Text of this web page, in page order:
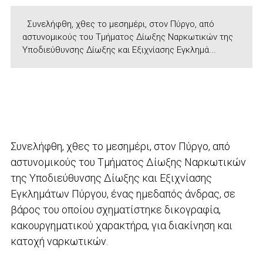
Συνελήφθη, χθες το μεσημέρι, στον Πύργο, από
αστυνομικούς του Τμήματος Δίωξης Ναρκωτικών της
Υποδιεύθυνσης Δίωξης και Εξιχνίασης Εγκλημά...
Συνελήφθη, χθες το μεσημέρι, στον Πύργο, από
αστυνομικούς του Τμήματος Δίωξης Ναρκωτικών
της Υποδιεύθυνσης Δίωξης και Εξιχνίασης
Εγκλημάτων Πύργου, ένας ημεδαπός άνδρας, σε
βάρος του οποίου σχηματίστηκε δικογραφία,
κακουργηματικού χαρακτήρα, για διακίνηση και
κατοχή ναρκωτικών.